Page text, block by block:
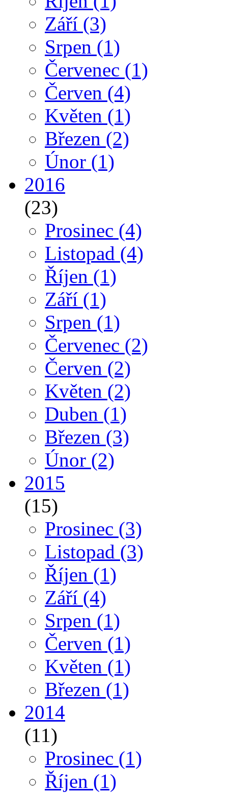
Září (3)
Srpen (1)
Červenec (1)
Červen (4)
Květen (1)
Březen (2)
Únor (1)
2016
(23)
Prosinec (4)
Listopad (4)
Říjen (1)
Září (1)
Srpen (1)
Červenec (2)
Červen (2)
Květen (2)
Duben (1)
Březen (3)
Únor (2)
2015
(15)
Prosinec (3)
Listopad (3)
Říjen (1)
Září (4)
Srpen (1)
Červen (1)
Květen (1)
Březen (1)
2014
(11)
Prosinec (1)
Říjen (1)